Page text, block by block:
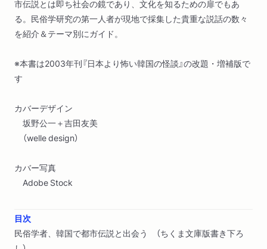
市伝説とは即ち社会の鏡であり、文化を知るための扉でもあ
る。民俗学研究の第一人者が現地で採集した貴重な説話の数々
を紹介＆テーマ別にガイド。
※本書は2003年刊『日本より怖い韓国の怪談』の改題・増補版で
す
カバーデザイン
坂野公一＋吉田友美
（welle design）
カバー写真
Adobe Stock
目次
民俗学者、韓国で都市伝説と出会う （ちくま文庫版書き下ろ